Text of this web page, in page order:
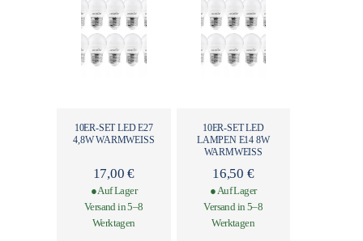
10ER-SET LED E27
4,8W WARMWEISS
17,00€
● Auf Lager
Versand in 5–8
Werktagen
10ER-SET LED
LAMPEN E14 8W
WARMWEISS
16,50 €
● Auf Lager
Versand in 5–8
Werktagen